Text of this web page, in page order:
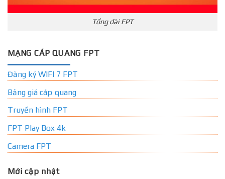
Tổng đài FPT
MẠNG CÁP QUANG FPT
Đăng ký WIFI 7 FPT
Bảng giá cáp quang
Truyền hình FPT
FPT Play Box 4k
Camera FPT
Mới cập nhật